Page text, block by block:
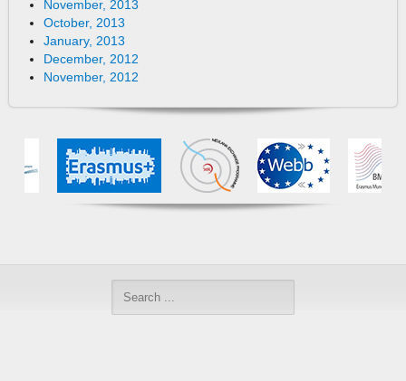
November, 2013
October, 2013
January, 2013
December, 2012
November, 2012